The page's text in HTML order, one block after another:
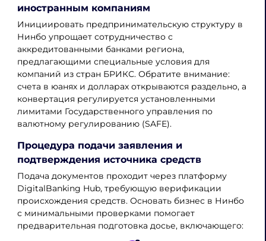
иностранным компаниям
Инициировать предпринимательскую структуру в
Нинбо упрощает сотрудничество с
аккредитованными банками региона,
предлагающими специальные условия для
компаний из стран БРИКС. Обратите внимание:
счета в юанях и долларах открываются раздельно, а
конвертация регулируется установленными
лимитами Государственного управления по
валютному регулированию (SAFE).
Процедура подачи заявления и
подтверждения источника средств
Подача документов проходит через платформу
DigitalBanking Hub, требующую верификации
происхождения средств. Основать бизнес в Нинбо
с минимальными проверками помогает
предварительная подготовка досье, включающего: